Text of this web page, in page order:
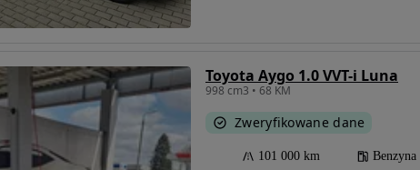
Toyota Aygo 1.0 VVT-i Luna
998 cm3 • 68 KM
Zweryfikowane dane
101 000 km Benzyna